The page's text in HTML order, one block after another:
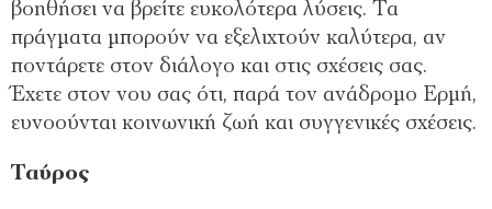
βοηθήσει να βρείτε ευκολότερα λύσεις. Τα
πράγματα μπορούν να εξελιχτούν καλύτερα, αν
ποντάρετε στον διάλογο και στις σχέσεις σας.
Έχετε στον νου σας ότι, παρά τον ανάδρομο Ερμή,
ευνοούνται κοινωνική ζωή και συγγενικές σχέσεις.
Ταύρος